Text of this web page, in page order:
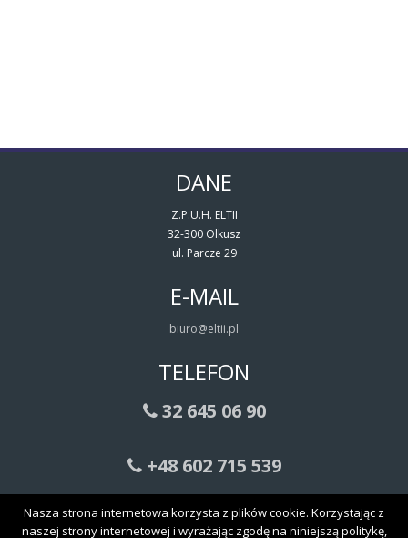
DANE
Z.P.U.H. ELTII
32-300 Olkusz
ul. Parcze 29
E-MAIL
biuro@eltii.pl
TELEFON
32 645 06 90
+48 602 715 539
Transformatory sieciowe, toroidalne
Transformatory trójfazowe, jednofazowe
Nasza strona internetowa korzysta z plików cookie. Korzystając z
naszej strony internetowej i wyrażając zgodę na niniejszą politykę,